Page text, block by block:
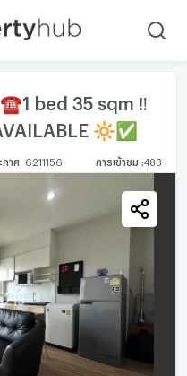
bed 35 sqm ‼️
🔆✅
กาศ: 6211156 การเข้าชม 483